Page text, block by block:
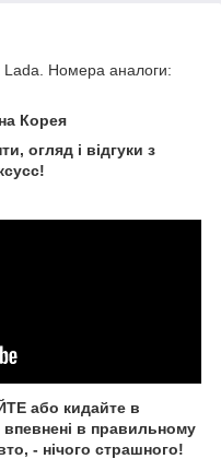
Lada. Номера аналоги:
Корея
огляд і відгуки з
або кидайте в
в правильному
- нічого страшного!